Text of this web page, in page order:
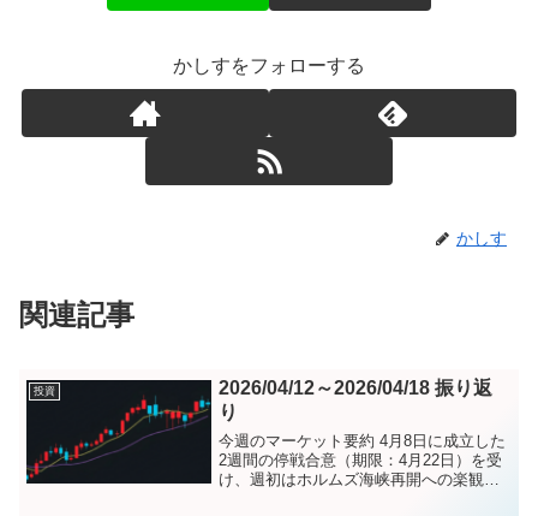
かしすをフォローする
かしす
関連記事
投資
2026/04/12～2026/04/18 振り返
り
今週のマーケット要約 4月8日に成立した
2週間の停戦合意（期限：4月22日）を受
け、週初はホルムズ海峡再開への楽観論